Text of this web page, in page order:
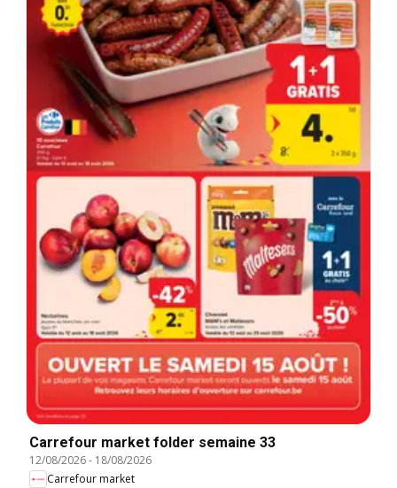
Carrefour market folder semaine 33
12/08/2026- 18/08/2026
Carrefour market